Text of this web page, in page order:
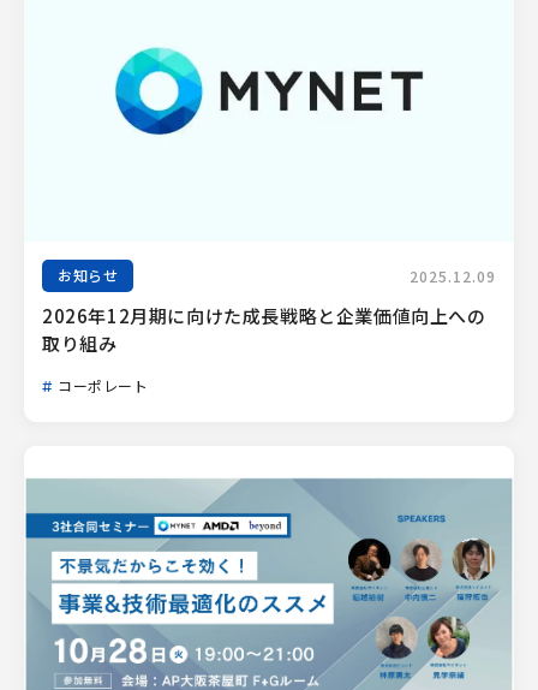
お知らせ 2025.12.09
2026年12月期に向けた成長戦略と企業価値向上への
取り組み
コーポレート